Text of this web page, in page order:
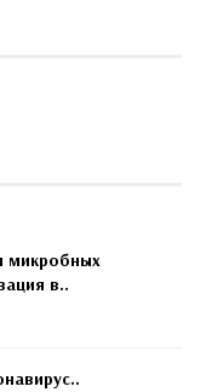
микробных
в..